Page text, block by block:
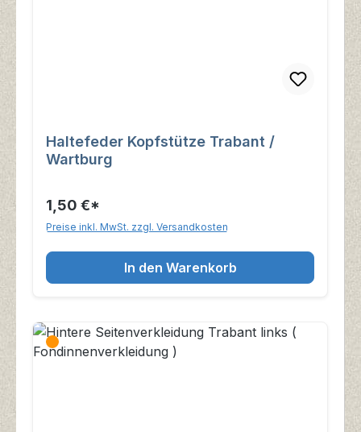
Haltefeder Kopfstütze Trabant /
Wartburg
1,50 €*
Preise inkl. MwSt. zzgl. Versandkosten
In den Warenkorb